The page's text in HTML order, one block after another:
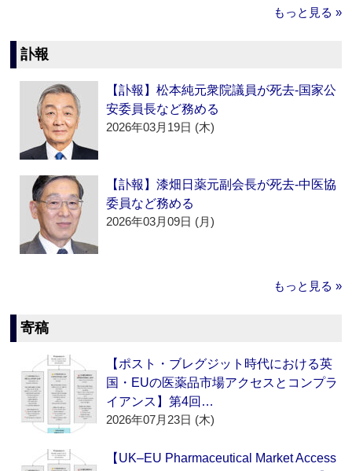
もっと見る »
訃報
【訃報】松本純元衆院議員が死去‐国家公
安委員長など務める
2026年03月19日 (木)
【訃報】漆畑日薬元副会長が死去‐中医協
委員など務める
2026年03月09日 (月)
もっと見る »
寄稿
【ポスト・ブレグジット時代における英
国・EUの医薬品市場アクセスとコンプラ
イアンス】第4回…
2026年07月23日 (木)
【UK–EU Pharmaceutical Market Access